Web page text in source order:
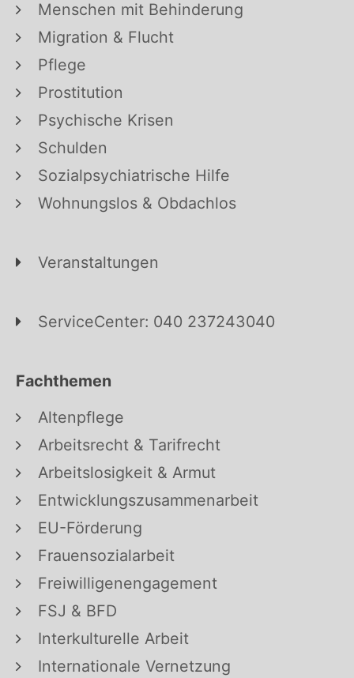
Menschen mit Behinderung
Migration & Flucht
Pflege
Prostitution
Psychische Krisen
Schulden
Sozialpsychiatrische Hilfe
Wohnungslos & Obdachlos
Veranstaltungen
ServiceCenter: 040 237243040
Fachthemen
Altenpflege
Arbeitsrecht & Tarifrecht
Arbeitslosigkeit & Armut
Entwicklungszusammenarbeit
EU-Förderung
Frauensozialarbeit
Freiwilligenengagement
FSJ & BFD
Interkulturelle Arbeit
Internationale Vernetzung